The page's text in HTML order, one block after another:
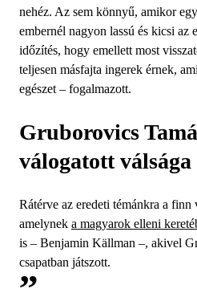
nehéz. Az sem könnyű, amikor
embernél nagyon lassú és kicsi az
időzítés, hogy emellett most
teljesen másfajta ingerek érnek,
egészet – fogalmazott.
Gruborovics
válogatott
Rátérve az eredeti témánkra a
amelynek a magyarok elleni
is – Benjamin Källman –, akivel
csapatban játszott.